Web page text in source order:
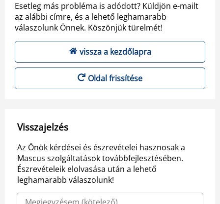
Esetleg más probléma is adódott? Küldjön e-mailt
az alábbi címre, és a lehető leghamarabb
válaszolunk Önnek. Köszönjük türelmét!
vissza a kezdőlapra
Oldal frissítése
Visszajelzés
Az Önök kérdései és észrevételei hasznosak a
Mascus szolgáltatások továbbfejlesztésében.
Észrevételeik elolvasása után a lehető
leghamarabb válaszolunk!